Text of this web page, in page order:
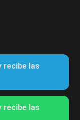
recibe las
recibe las